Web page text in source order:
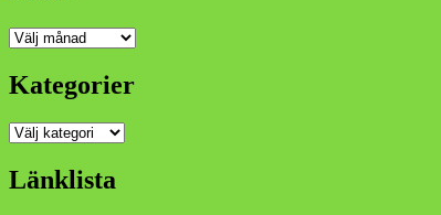
Arkiv
Kategorier
Kategorier
Länklista